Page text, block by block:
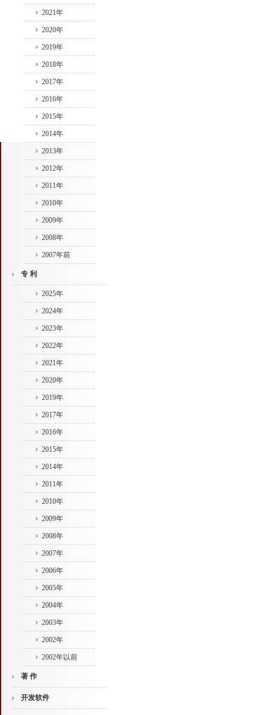
2021年
2020年
2019年
2018年
2017年
2016年
2015年
2014年
2013年
2012年
2011年
2010年
2009年
2008年
2007年前
专 利
2025年
2024年
2023年
2022年
2021年
2020年
2019年
2017年
2016年
2015年
2014年
2011年
2010年
2009年
2008年
2007年
2006年
2005年
2004年
2003年
2002年
2002年以前
著 作
开发软件